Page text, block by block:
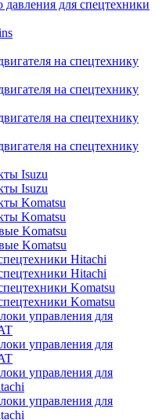
для спецтехники
на спецтехнику
на спецтехнику
на спецтехнику
на спецтехнику
Isuzu
Isuzu
Komatsu
Komatsu
Komatsu
Komatsu
Hitachi
Hitachi
Komatsu
Komatsu
управления для
управления для
управления для
управления для